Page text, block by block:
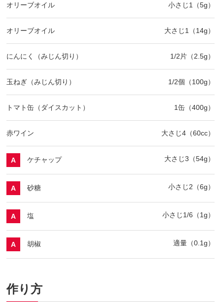
オリーブオイル 小さじ1（5g）
オリーブオイル 大さじ1（14g）
にんにく（みじん切り） 1/2片（2.5g）
玉ねぎ（みじん切り） 1/2個（100g）
トマト缶（ダイスカット） 1缶（400g）
赤ワイン 大さじ4（60cc）
A ケチャップ 大さじ3（54g）
A 砂糖 小さじ2（6g）
A 塩 小さじ1/6（1g）
A 胡椒 適量（0.1g）
作り方